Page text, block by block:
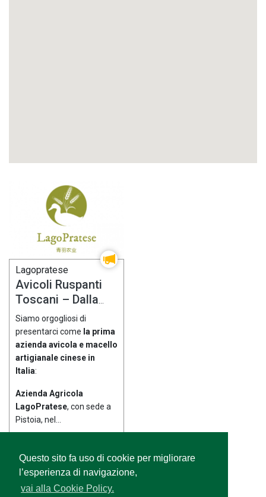
Questo sito fa uso di cookie per migliorare
l’esperienza di navigazione,
vai alla Cookie Policy.
Lagopratese
Avicoli Ruspanti
Toscani – Dalla
Prima Azienda
Avicola Cinese in
Italia
Siamo orgogliosi di
presentarci come la prima
azienda avicola e macello
artigianale cinese in
Italia:
Azienda Agricola
LagoPratese, con sede a
Pistoia, nel...